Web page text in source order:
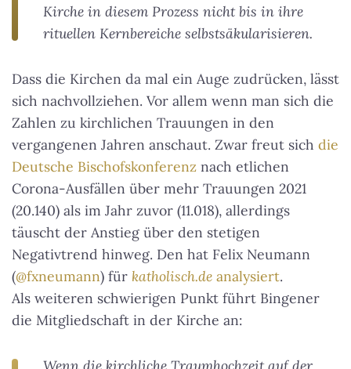
Kirche in diesem Prozess nicht bis in ihre
rituellen Kernbereiche selbstsäkularisieren.
Dass die Kirchen da mal ein Auge zudrücken, lässt
sich nachvollziehen. Vor allem wenn man sich die
Zahlen zu kirchlichen Trauungen in den
vergangenen Jahren anschaut. Zwar freut sich die
Deutsche Bischofskonferenz nach etlichen
Corona-Ausfällen über mehr Trauungen 2021
(20.140) als im Jahr zuvor (11.018), allerdings
täuscht der Anstieg über den stetigen
Negativtrend hinweg. Den hat Felix Neumann
(@fxneumann) für katholisch.de analysiert.
Als weiteren schwierigen Punkt führt Bingener
die Mitgliedschaft in der Kirche an: